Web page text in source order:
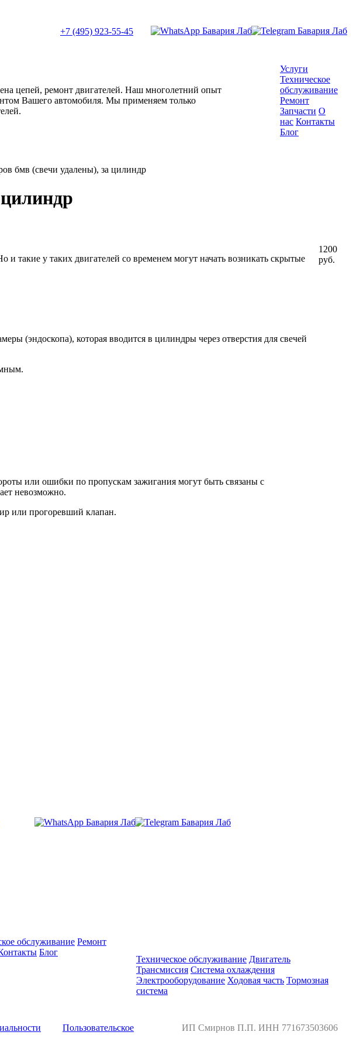
+7 (495) 923-55-45
цепей, ремонт двигателей. Наш многолетний опыт
Вашего автомобиля. Мы применяем только
Услуги
Техническое
обслуживание
Ремонт
Запчасти О
нас Контакты
Блог
бмв (свечи удалены), за цилиндр
такие у таких двигателей со временем могут начать возникать скрытые
(эндоскопа), которая вводится в цилиндры через отверстия для свечей
или ошибки по пропускам зажигания могут быть связаны с
невозможно.
или прогоревший клапан.
1200
руб.
обслуживание Ремонт
Блог
Техническое обслуживание Двигатель
Трансмиссия Система охлаждения
Электрооборудование Ходовая часть Тормозная
система
Пользовательское
ИП Смирнов П.П. ИНН 771673503606